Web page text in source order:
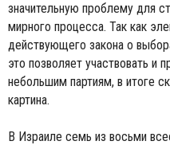
значительную проблему для
мирного процесса. Так как
действующего закона о
это позволяет участвовать и
небольшим партиям, в итоге
картина.
В Израиле семь из восьми